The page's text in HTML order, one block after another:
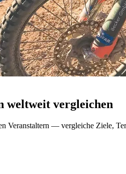
vergleichen
Veranstaltern — vergleiche Ziele,